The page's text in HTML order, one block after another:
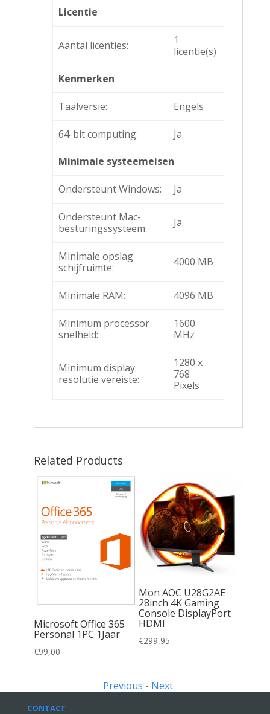
Licentie
Aantal licenties:
1
licentie(s)
Kenmerken
Taalversie: Engels
64-bit computing: Ja
Minimale systeemeisen
Ondersteunt Windows: Ja
Ondersteunt Mac-
besturingssysteem:
Ja
Minimale opslag
schijfruimte:
4000 MB
Minimale RAM: 4096 MB
Minimum processor
snelheid:
1600
MHz
Minimum display
resolutie vereiste:
1280 x
768
Pixels
Related Products
Microsoft Office 365
Personal 1PC 1Jaar
€99,00
Mon AOC U28G2AE
28inch 4K Gaming
Console DisplayPort
HDMI
€299,95
Previous - Next
CONTACT